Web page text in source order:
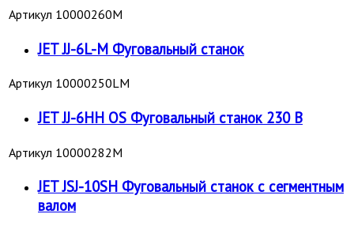
Артикул 10000260M
JET JJ-6L-M Фуговальный станок
Артикул 10000250LM
JET JJ-6HH OS Фуговальный станок 230 В
Артикул 10000282M
JET JSJ-10SH Фуговальный станок c сегментным
валом